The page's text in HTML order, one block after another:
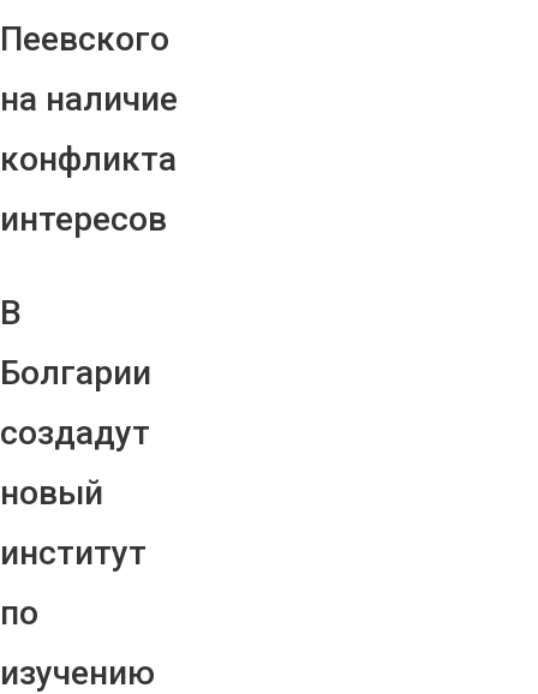
Пеевского
на наличие
конфликта
интересов
В
Болгарии
создадут
новый
институт
по
изучению